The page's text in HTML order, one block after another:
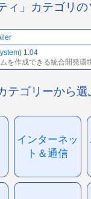
ィ」カテゴリ
1.04
を作成できる統合開発環
テゴリーから選
インターネッ
ト＆通信